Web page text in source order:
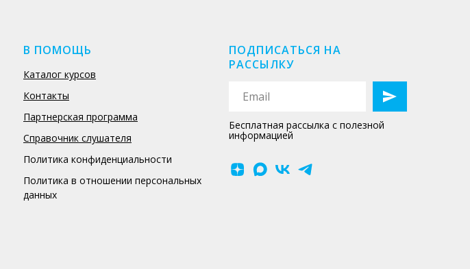
В ПОМОЩЬ
Каталог курсов
Контакты
Партнерская программа
Справочник слушателя
Политика конфиденциальности
Политика в отношении персональных
данных
ПОДПИСАТЬСЯ НА
РАССЫЛКУ
Бесплатная рассылка с полезной
информацией